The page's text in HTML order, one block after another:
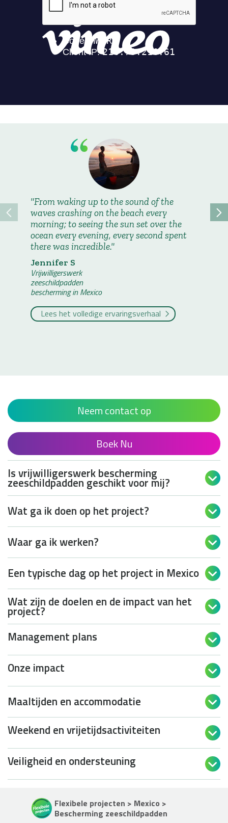
From waking up to the sound of the
waves crashing on the beach every
morning; to seeing the sun set over the
ocean every evening, every second spent
there was incredible.
Jennifer S
Vrijwilligerswerk
zeeschildpadden
bescherming in Mexico
Lees het volledige ervaringsverhaal
We
while
along
Neem contact op
Boek Nu
Is vrijwilligerswerk bescherming
zeeschildpadden geschikt voor mij? 
Wat ga ik doen op het project? 
Waar ga ik werken? 
Een typische dag op het project in Mexico 
Wat zijn de doelen en de impact van het
project? 
Management plans 
Onze impact 
Maaltijden en accommodatie 
Weekend en vrijetijdsactiviteiten 
Veiligheid en ondersteuning 
Flexibele projecten > Mexico >
Bescherming zeeschildpadden